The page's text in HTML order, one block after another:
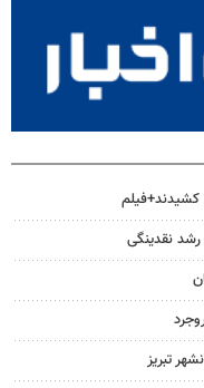
کشیدند+فیلم
رشد نقدینگی
تبریز